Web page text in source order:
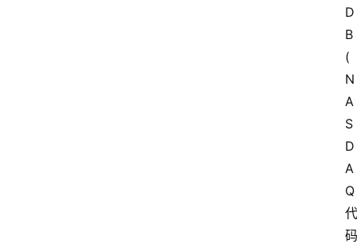
D
B
(
N
A
S
D
A
Q
代
码